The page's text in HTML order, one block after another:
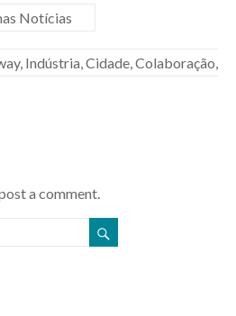
Notícias
Indústria, Cidade, Colaboração,
a comment.